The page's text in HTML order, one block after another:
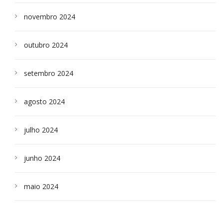
novembro 2024
outubro 2024
setembro 2024
agosto 2024
julho 2024
junho 2024
maio 2024